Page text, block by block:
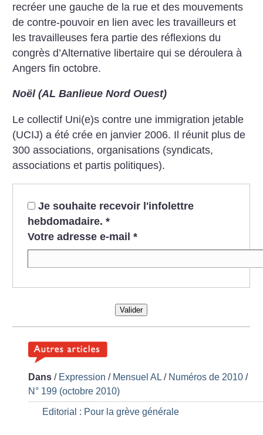
recréer une gauche de la rue et des mouvements
de contre-pouvoir en lien avec les travailleurs et
les travailleuses fera partie des réflexions du
congrès d’Alternative libertaire qui se déroulera à
Angers fin octobre.
Noël (AL Banlieue Nord Ouest)
Le collectif Uni(e)s contre une immigration jetable
(UCIJ) a été crée en janvier 2006. Il réunit plus de
300 associations, organisations (syndicats,
associations et partis politiques).
Je souhaite recevoir l'infolettre
hebdomadaire. *
Votre adresse e-mail *
Valider
Dans / Expression / Mensuel AL / Numéros de 2010 /
N° 199 (octobre 2010)
Editorial : Pour la grève générale